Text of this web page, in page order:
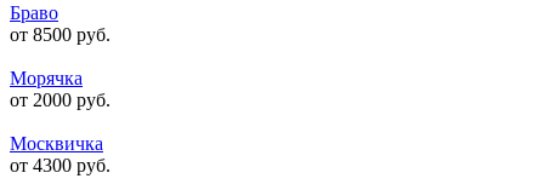
Браво
от 8500 руб.
Морячка
от 2000 руб.
Москвичка
от 4300 руб.